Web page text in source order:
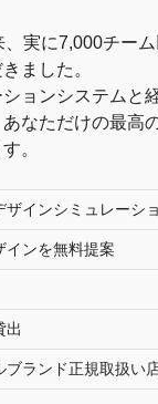
実に7,000チー
ました。
ョンシステムと
なただけの最高
。
ザインシミュレーシ
インを無料提案
出
ブランド正規取扱い